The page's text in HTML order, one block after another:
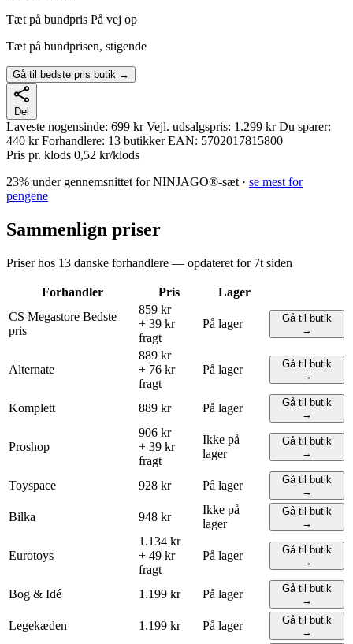
Tæt på bundpris På vej op
Tæt på bundprisen, stigende
Gå til bedste pris butik →
Del
Laveste nogensinde: 699 kr Vejl. udsalgspris: 1.299 kr Du sparer:
440 kr Forhandlere: 13 butikker EAN: 5702017815800
Pris pr. klods 0,52 kr/klods
23% under gennemsnittet for NINJAGO®-sæt · se mest for
pengene
Sammenlign priser
Priser hos 13 danske forhandlere — opdateret for 7t siden
Forhandler Pris
Lager
CS Megastore Bedste
pris
859 kr
+ 39 kr
fragt
På lager
Gå til butik
→
Alternate
889 kr
+ 76 kr
fragt
På lager
Gå til butik
→
Komplett 889 kr På lager
Gå til butik
→
Proshop
906 kr
+ 39 kr
fragt
Ikke på
lager
Gå til butik
→
Toyspace 928 kr På lager
Gå til butik
→
Bilka 948 kr
Ikke på
lager
Gå til butik
→
Eurotoys
1.134 kr
+ 49 kr
fragt
På lager
Gå til butik
→
Bog & Idé 1.199 kr På lager
Gå til butik
→
Legekæden 1.199 kr På lager
Gå til butik
→